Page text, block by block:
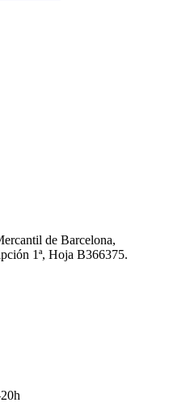
de Barcelona,
1ª, Hoja B366375.